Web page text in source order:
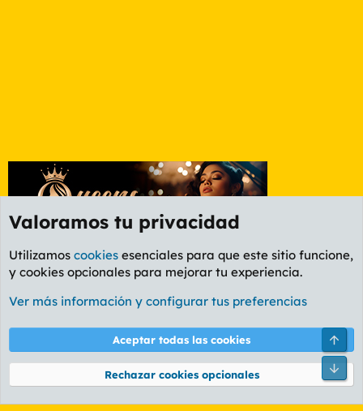
Etiquetas
Cookies
PL OLDSTYLE AMARILLO
Términos y reglas Política de privacidad Ayuda
Community platform by XenForo® © 2010-2026 XenForo Ltd.
Valoramos tu privacidad
Utilizamos cookies esenciales para que este sitio funcione,
y cookies opcionales para mejorar tu experiencia.
Ver más información y configurar tus preferencias
Aceptar todas las cookies
Rechazar cookies opcionales
Pie